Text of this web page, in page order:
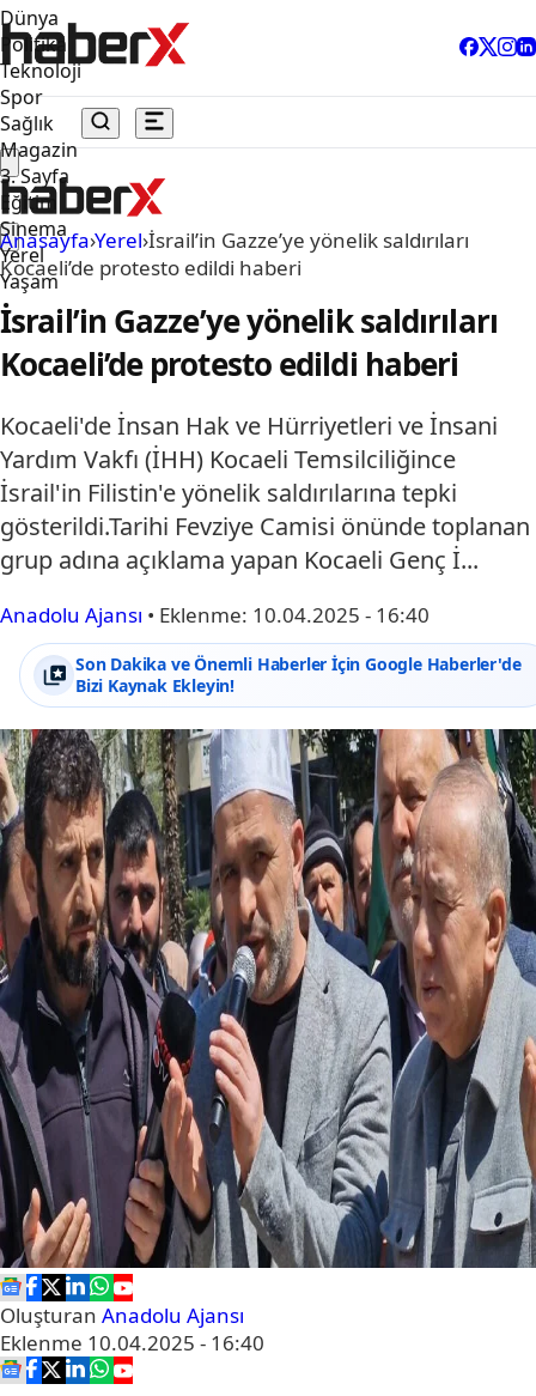
Dünya
Politika
Teknoloji
Spor
Sağlık
Magazin
3. Sayfa
Eğitim
Sinema
Yerel
Yaşam
Anasayfa›Yerel›İsrail’in Gazze’ye yönelik saldırıları
Kocaeli’de protesto edildi haberi
İsrail’in Gazze’ye yönelik saldırıları
Kocaeli’de protesto edildi haberi
Kocaeli'de İnsan Hak ve Hürriyetleri ve İnsani
Yardım Vakfı (İHH) Kocaeli Temsilciliğince
İsrail'in Filistin'e yönelik saldırılarına tepki
gösterildi.Tarihi Fevziye Camisi önünde toplanan
grup adına açıklama yapan Kocaeli Genç İ...
Anadolu Ajansı • Eklenme: 10.04.2025 - 16:40
Son Dakika ve Önemli Haberler İçin Google Haberler'de
Bizi Kaynak Ekleyin!
Oluşturan Anadolu Ajansı
Eklenme 10.04.2025 - 16:40